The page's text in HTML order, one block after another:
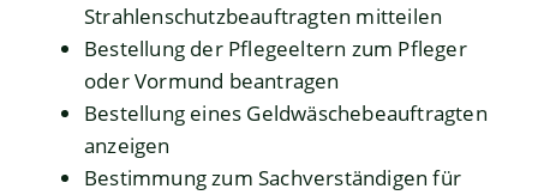
Strahlenschutzbeauftragten mitteilen
Bestellung der Pflegeeltern zum Pfleger
oder Vormund beantragen
Bestellung eines Geldwäschebeauftragten
anzeigen
Bestimmung zum Sachverständigen für